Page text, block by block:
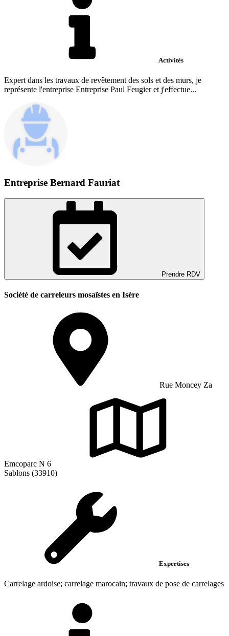
Activités
Expert dans les travaux de revêtement des sols et des murs, je
représente l'entreprise Entreprise Paul Feugier et j'effectue...
Entreprise Bernard Fauriat
Prendre RDV
Société de carreleurs mosaïstes en Isère
Rue Moncey Za
Emcoparc N 6
Sablons (33910)
Expertises
Carrelage ardoise; carrelage marocain; travaux de pose de carrelages